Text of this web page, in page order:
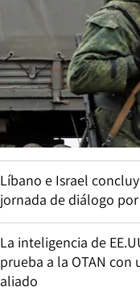
Líbano e Israel
jornada de diálogo
La inteligencia de
prueba a la OTAN
aliado